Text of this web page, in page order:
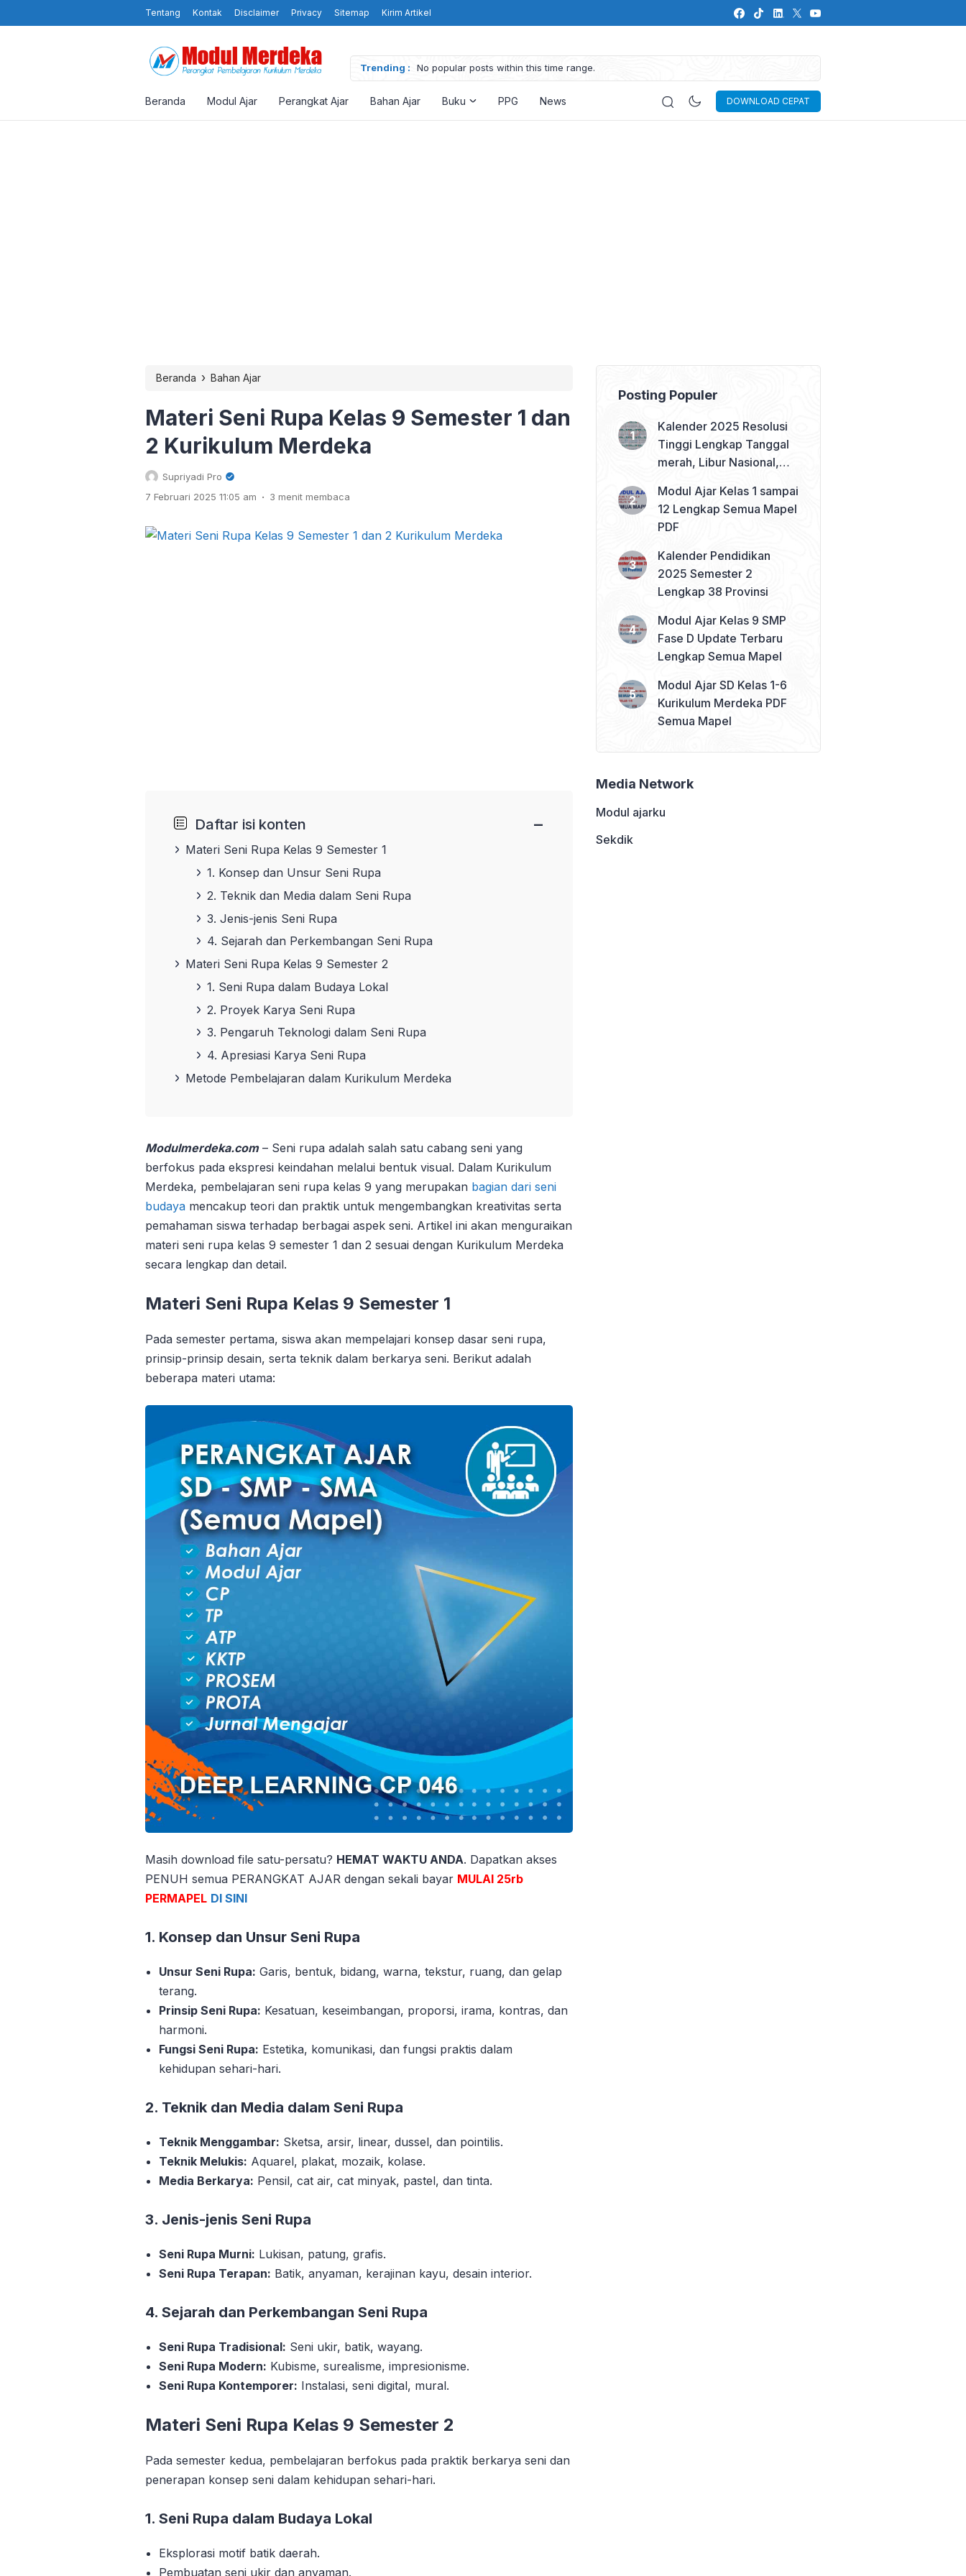
Tentang Kontak Disclaimer Privacy Sitemap Kirim Artikel
Trending : No popular posts within this time range.
DOWNLOAD CEPAT
Beranda Modul Ajar Perangkat Ajar Bahan Ajar Buku PPG News
Beranda › Bahan Ajar
Materi Seni Rupa Kelas 9 Semester 1 dan
2 Kurikulum Merdeka
Supriyadi Pro
7 Februari 2025 11:05 am . 3 menit membaca
Daftar isi konten −
Materi Seni Rupa Kelas 9 Semester 1
1. Konsep dan Unsur Seni Rupa
2. Teknik dan Media dalam Seni Rupa
3. Jenis-jenis Seni Rupa
4. Sejarah dan Perkembangan Seni Rupa
Materi Seni Rupa Kelas 9 Semester 2
1. Seni Rupa dalam Budaya Lokal
2. Proyek Karya Seni Rupa
3. Pengaruh Teknologi dalam Seni Rupa
4. Apresiasi Karya Seni Rupa
Metode Pembelajaran dalam Kurikulum Merdeka
Modulmerdeka.com– Seni rupa adalah salah satu cabang seni yang
berfokus pada ekspresi keindahan melalui bentuk visual. Dalam Kurikulum
Merdeka, pembelajaran seni rupa kelas 9 yang merupakan bagian dari seni
budaya mencakup teori dan praktik untuk mengembangkan kreativitas serta
pemahaman siswa terhadap berbagai aspek seni. Artikel ini akan menguraikan
materi seni rupa kelas 9 semester 1 dan 2 sesuai dengan Kurikulum Merdeka
secara lengkap dan detail.
Materi Seni Rupa Kelas 9 Semester 1
Pada semester pertama, siswa akan mempelajari konsep dasar seni rupa,
prinsip-prinsip desain, serta teknik dalam berkarya seni. Berikut adalah
beberapa materi utama:
Masih download file satu-persatu? HEMAT WAKTU ANDA. Dapatkan akses
PENUH semua PERANGKAT AJAR dengan sekali bayar MULAI 25rb
PERMAPEL DI SINI
1. Konsep dan Unsur Seni Rupa
Unsur Seni Rupa: Garis, bentuk, bidang, warna, tekstur, ruang, dan gelap
terang.
Prinsip Seni Rupa: Kesatuan, keseimbangan, proporsi, irama, kontras, dan
harmoni.
Fungsi Seni Rupa: Estetika, komunikasi, dan fungsi praktis dalam
kehidupan sehari-hari.
2. Teknik dan Media dalam Seni Rupa
Teknik Menggambar: Sketsa, arsir, linear, dussel, dan pointilis.
Teknik Melukis: Aquarel, plakat, mozaik, kolase.
Media Berkarya: Pensil, cat air, cat minyak, pastel, dan tinta.
3. Jenis-jenis Seni Rupa
Seni Rupa Murni: Lukisan, patung, grafis.
Seni Rupa Terapan: Batik, anyaman, kerajinan kayu, desain interior.
4. Sejarah dan Perkembangan Seni Rupa
Seni Rupa Tradisional: Seni ukir, batik, wayang.
Seni Rupa Modern: Kubisme, surealisme, impresionisme.
Seni Rupa Kontemporer: Instalasi, seni digital, mural.
Materi Seni Rupa Kelas 9 Semester 2
Pada semester kedua, pembelajaran berfokus pada praktik berkarya seni dan
penerapan konsep seni dalam kehidupan sehari-hari.
1. Seni Rupa dalam Budaya Lokal
Eksplorasi motif batik daerah.
Pembuatan seni ukir dan anyaman.
Posting Populer
Kalender 2025 Resolusi
Tinggi Lengkap Tanggal
merah, Libur Nasional,
Modul Ajar Kelas 1 sampai
12 Lengkap Semua Mapel
PDF
Kalender Pendidikan
2025 Semester 2
Lengkap 38 Provinsi
Modul Ajar Kelas 9 SMP
Fase D Update Terbaru
Lengkap Semua Mapel
Modul Ajar SD Kelas 1-6
Kurikulum Merdeka PDF
Semua Mapel
Media Network
Modul ajarku
Sekdik